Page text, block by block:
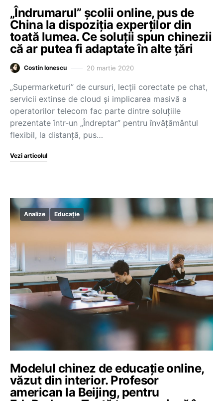
„Îndrumarul” școlii online, pus de
China la dispoziția experților din
toată lumea. Ce soluții spun chinezii
că ar putea fi adaptate în alte țări
Costin Ionescu 20 martie 2020
„Supermarketuri” de cursuri, lecții corectate pe chat,
servicii extinse de cloud și implicarea masivă a
operatorilor telecom fac parte dintre soluțiile
prezentate într-un „Îndreptar” pentru învățământul
flexibil, la distanță, pus…
Vezi articolul
Analize Educație
Modelul chinez de educație online,
văzut din interior. Profesor
american la Beijing, pentru